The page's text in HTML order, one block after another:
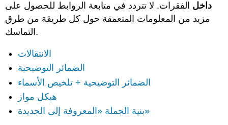
داخل الفقرات. لا تتردد في متابعة الروابط للحصول على
مزيد من المعلومات المتعمقة حول كل طريقة من طرق
التماسك.
الانتقالات
الضمائر التوضيحية
الضمائر التوضيحية + تلخيص الأسماء
هيكل مواز
بنية الجملة «المعروفة إلى الجديدة»